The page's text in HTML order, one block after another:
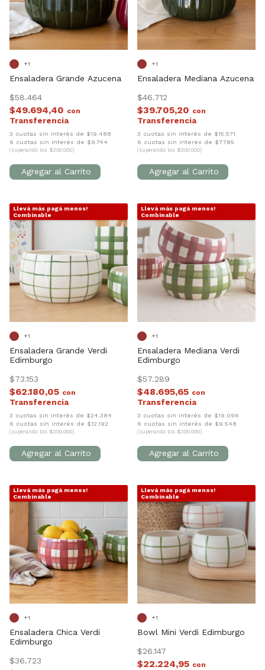
Ensaladera Grande Azucena
$58.464
$49.694,40 con
3 cuotas sin interés de $19.488
6 cuotas sin interés de $9.744
(superando los $300.000)
+1
Ensaladera Mediana Azucena
$46.712
$39.705,20 con
3 cuotas sin interés de $15.571
6 cuotas sin interés de $7.785
(superando los $300.000)
+1
Llevá más pagá menos!
Combinable
Ensaladera Grande Verdi
Edimburgo
$73.153
$62.180,05 con
3 cuotas sin interés de $24.384
6 cuotas sin interés de $12.192
(superando los $300.000)
+1
Llevá más pagá menos!
Combinable
Ensaladera Mediana Verdi
Edimburgo
$57.289
$48.695,65 con
3 cuotas sin interés de $19.096
6 cuotas sin interés de $9.548
(superando los $300.000)
+1
Llevá más pagá menos!
Combinable
Ensaladera Chica Verdi
Edimburgo
$36.723
+1
Llevá más pagá menos!
Combinable
Bowl Mini Verdi Edimburgo
$26.147
$22.224,95 con
+1